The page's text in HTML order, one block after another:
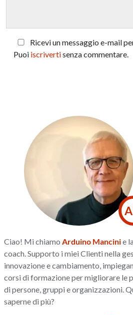
Ricevi un messaggio e-mail
Puoi iscrivertisenza commentare.
Ciao! Mi chiamoArduino Mancinie
coach. Supporto i miei Clienti nella
innovazione e cambiamento,
corsi di formazione per migliorare le
di persone, gruppi e organizzazioni.
saperne di più?